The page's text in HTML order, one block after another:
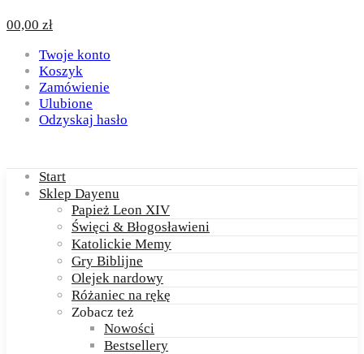
00,00 zł
Twoje konto
Koszyk
Zamówienie
Ulubione
Odzyskaj hasło
Start
Sklep Dayenu
Papież Leon XIV
Święci & Błogosławieni
Katolickie Memy
Gry Biblijne
Olejek nardowy
Różaniec na rękę
Zobacz też
Nowości
Bestsellery